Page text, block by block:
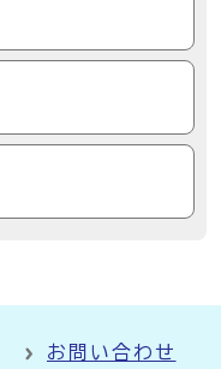
お問い合わせ